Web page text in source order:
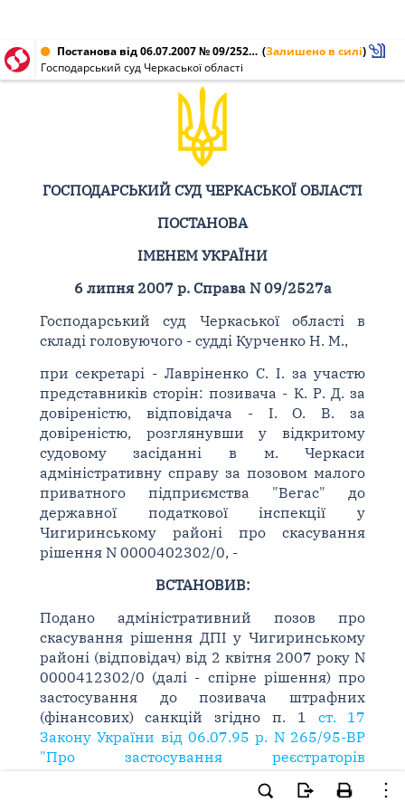
Постанова від 06.07.2007 № 09/2527а (Залишено в силі)
Господарський суд Черкаської області
ГОСПОДАРСЬКИЙ СУД ЧЕРКАСЬКОЇ ОБЛАСТІ
ПОСТАНОВА
ІМЕНЕМ УКРАЇНИ
6 липня 2007 р. Справа N 09/2527а
Господарський суд Черкаської області в
складі головуючого - судді Курченко Н. М.,
при секретарі - Лавріненко С. І. за участю
представників сторін: позивача - К. Р. Д. за
довіреністю, відповідача - І. О. В. за
довіреністю, розглянувши у відкритому
судовому засіданні в м. Черкаси
адміністративну справу за позовом малого
приватного підприємства "Вегас" до
державної податкової інспекції у
Чигиринському районі про скасування
рішення N 0000402302/0, -
ВСТАНОВИВ:
Подано адміністративний позов про
скасування рішення ДПІ у Чигиринському
районі (відповідач) від 2 квітня 2007 року N
0000412302/0 (далі - спірне рішення) про
застосування до позивача штрафних
(фінансових) санкцій згідно п. 1 ст. 17
Закону України від 06.07.95 р. N 265/95-ВР
"Про застосування реєстраторів
громадського харчування та послуг"в